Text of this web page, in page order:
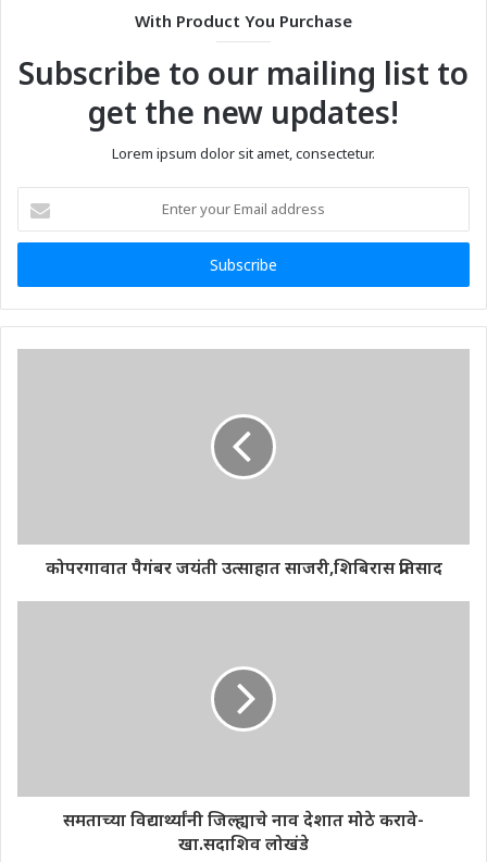
With Product You Purchase
Subscribe to our mailing list to
get the new updates!
Lorem ipsum dolor sit amet, consectetur.
your
Email
कोपरगावात पैगंबर जयंती उत्साहात साजरी,शिबिरास प्रतिसाद
समताच्या विद्यार्थ्यांनी जिल्ह्याचे नाव देशात मोठे करावे-
खा.सदाशिव लोखंडे